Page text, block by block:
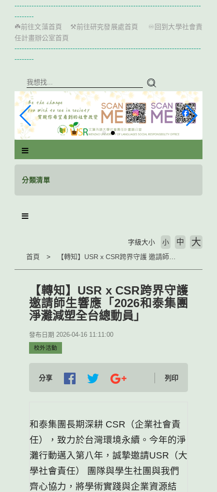
-----------------------------------------------------------------------------
--------
☘️前往文藻首頁 ⚒️前往研究發展處首頁 ♾️ 回到大學社會責
任計畫辦公室首頁
-----------------------------------------------------------------------------
--------
分類清單
首頁
字級大小 小 中 大
【轉知】USR x CSR跨界守護
邀請師生響應「2026和泰集團
淨灘減塑全台總動員」
發布日期 2026-04-16 11:11:00
校外活動
分享 列印
和泰集團長期深耕 CSR（企業社會責
任）， 致力於台灣環境永續。今年的淨
灘行動邁入第八年， 誠摯邀請USR（大
學社會責任） 團隊與學生社團與我們
齊心協力，將學術實踐與企業資源結